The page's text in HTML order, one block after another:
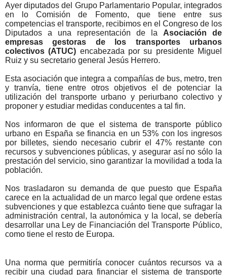
Ayer diputados del Grupo Parlamentario Popular, integrados
en lo Comisión de Fomento, que tiene entre sus
competencias el transporte, recibimos en el Congreso de los
Diputados a una representación de la Asociación de
empresas gestoras de los transportes urbanos
colectivos (ATUC) encabezada por su presidente Miguel
Ruiz y su secretario general Jesús Herrero.
Esta asociación que integra a compañías de bus, metro, tren
y tranvía, tiene entre otros objetivos el de potenciar la
utilización del transporte urbano y periurbano colectivo y
proponer y estudiar medidas conducentes a tal fin.
Nos informaron de que el sistema de transporte público
urbano en España se financia en un 53% con los ingresos
por billetes, siendo necesario cubrir el 47% restante con
recursos y subvenciones públicas, y asegurar así no sólo la
prestación del servicio, sino garantizar la movilidad a toda la
población.
Nos trasladaron su demanda de que puesto que España
carece en la actualidad de un marco legal que ordene estas
subvenciones y que establezca cuánto tiene que sufragar la
administración central, la autonómica y la local, se debería
desarrollar una Ley de Financiación del Transporte Público,
como tiene el resto de Europa.
Una norma que permitiría conocer cuántos recursos va a
recibir una ciudad para financiar el sistema de transporte